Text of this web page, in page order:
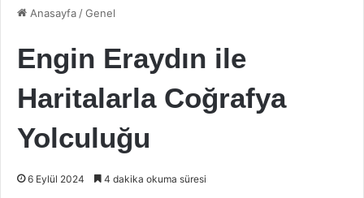
Anasayfa /Genel
Engin Eraydın ile
Haritalarla Coğrafya
Yolculuğu
6 Eylül 2024 4 dakika okuma süresi